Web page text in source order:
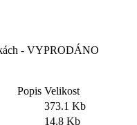
- VYPRODÁNO
Popis Velikost
373.1 Kb
14.8 Kb